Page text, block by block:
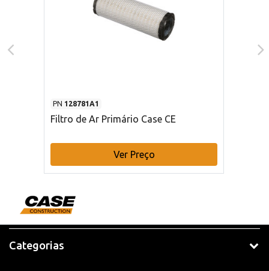
PN 128781A1
Filtro de Ar Primário Case CE
Ver Preço
Categorias